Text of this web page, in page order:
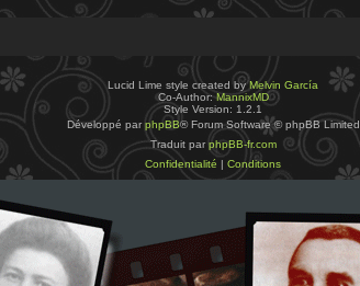
Lucid Lime style created byMelvin García
Co-Author:MannixMD
Style Version: 1.2.1
Développé par phpBB® Forum Software © phpBB Limited
Traduit par phpBB-fr.com
Confidentialité | Conditions